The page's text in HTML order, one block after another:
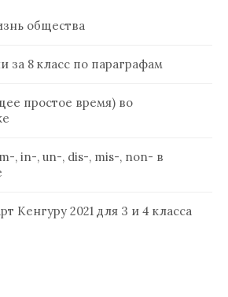
общества
за 8 класс по параграфам
простое время) во
, in-, un-, dis-, mis-, non- в
Кенгуру 2021 для 3 и 4 класса